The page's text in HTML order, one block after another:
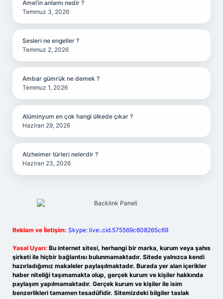
Amel’in anlamı nedir ?
Temmuz 3, 2026
Sesleri ne engeller ?
Temmuz 2, 2026
Ambar gümrük ne demek ?
Temmuz 1, 2026
Alüminyum en çok hangi ülkede çıkar ?
Haziran 29, 2026
Alzheimer türleri nelerdir ?
Haziran 23, 2026
Reklam ve İletişim: Skype: live:.cid.575569c608265c69
Yasal Uyarı: Bu internet sitesi, herhangi bir marka, kurum veya şahıs
şirketi ile hiçbir bağlantısı bulunmamaktadır. Sitede yalnızca kendi
hazırladığımız makaleler paylaşılmaktadır. Burada yer alan içerikler
haber niteliği taşımamakta olup, gerçek kurum ve kişiler hakkında
paylaşım yapılmamaktadır. Gerçek kurum ve kişiler ile isim
benzerlikleri tamamen tesadüfidir. Sitemizdeki bilgiler taslak